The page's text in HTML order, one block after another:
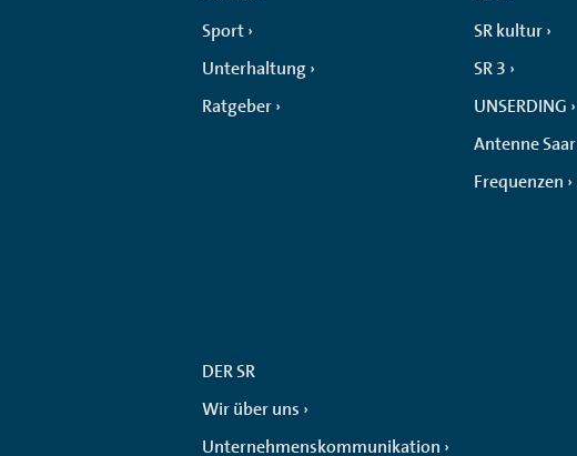
Sport
Unterhaltung
Ratgeber
SR kultur
SR 3
UNSERDING
Antenne Saar
Frequenzen
DER SR
Wir über uns
Unternehmenskommunikation